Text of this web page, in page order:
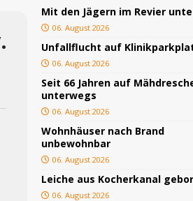
SONSTIGES
TOP
BLAULICHT
JUGEND/BILDUNG
BLAULICHT
TOP
Mit den Jägern im Revier
06. August 2026
Unfallflucht auf
06. August 2026
Seit 66 Jahren auf
unterwegs
06. August 2026
Wohnhäuser nach Brand
unbewohnbar
06. August 2026
Leiche aus Kocherkanal
06. August 2026